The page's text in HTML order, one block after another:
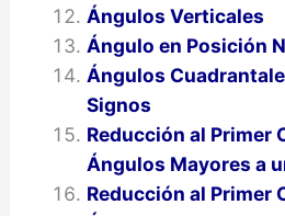
Ángulos Verticales
Ángulo en Posición
Ángulos
Signos
Reducción al Primer
Ángulos Mayores a
Reducción al Primer